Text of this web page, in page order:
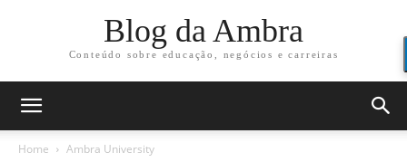
Blog da Ambra
Conteúdo sobre educação, negócios e carreiras
Home Ambra University